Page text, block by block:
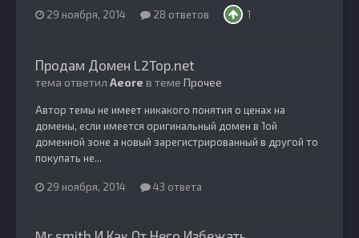
29 ноября, 2014 28 ответов 1
Продам Домен L2Top.net
тема ответил Aeore в теме Прочее
Автор темы не имеет никакого понятия о ценах на
домены, если имеется оригинальный домен в 1ой
доменной зоне а новый зарегистрированный в другой то
покупать не...
29 ноября, 2014 43 ответа